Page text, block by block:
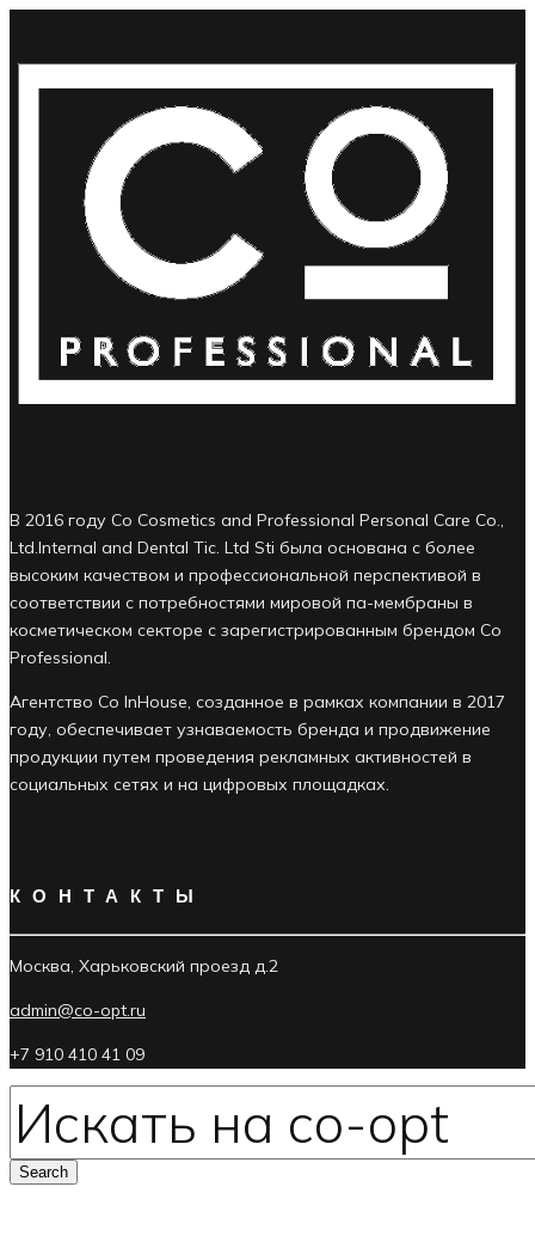
В 2016 году Co Cosmetics and Professional Personal Care Co.,
Ltd.Internal and Dental Tic. Ltd Sti была основана с более
высоким качеством и профессиональной перспективой в
соответствии с потребностями мировой па-мембраны в
косметическом секторе с зарегистрированным брендом Co
Professional.
Агентство Co InHouse, созданное в рамках компании в 2017
году, обеспечивает узнаваемость бренда и продвижение
продукции путем проведения рекламных активностей в
социальных сетях и на цифровых площадках.
КОНТАКТЫ
Москва, Харьковский проезд д.2
admin@co-opt.ru
+7 910 410 41 09